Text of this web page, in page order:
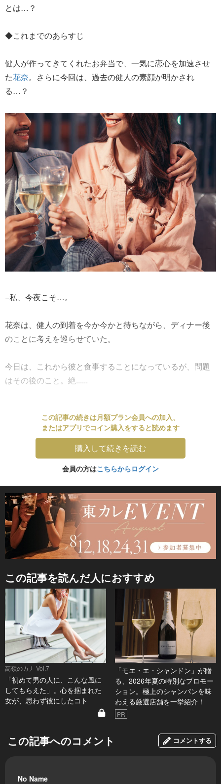
とは…？
◆これまでのあらすじ
健人が作ってきてくれたお弁当で、一気に恋心を加速させ
た花奈。さらに今回は、過去の健人の素顔が明かされ
る…？
−私、今夜こそ…。
花奈は、健人の到着を今か今かと待ちながら、ディナー後
のことに考えを巡らせていた。
今日は、これから彼と食事することになっているが、問題
はその後のこと。絶......
この記事の続きは月額プラン会員への加入、
またはアプリでコイン購入をすると読めます
購入して続きを読む
会員の方はこちらからログイン
この記事を読んだ人におすすめ
高嶺のカナ Vol.7
「初めて男の人に、こんな風に
してもらえた」。心を掴まれた
女が、思わず彼にしたコト
「モエ・エ・シャンドン」が贈
る、2026年夏の特別なプロモー
ション。極上のシャンパンを味
わえる厳選店舗を一挙紹介！
PR
この記事へのコメント コメントする
No Name